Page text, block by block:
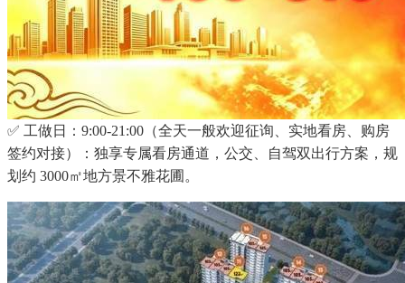
✅ 工做日：9:00-21:00（全天一般欢迎征询、实地看房、购房
签约对接）：独享专属看房通道，公交、自驾双出行方案，规
划约 3000㎡地方景不雅花圃。